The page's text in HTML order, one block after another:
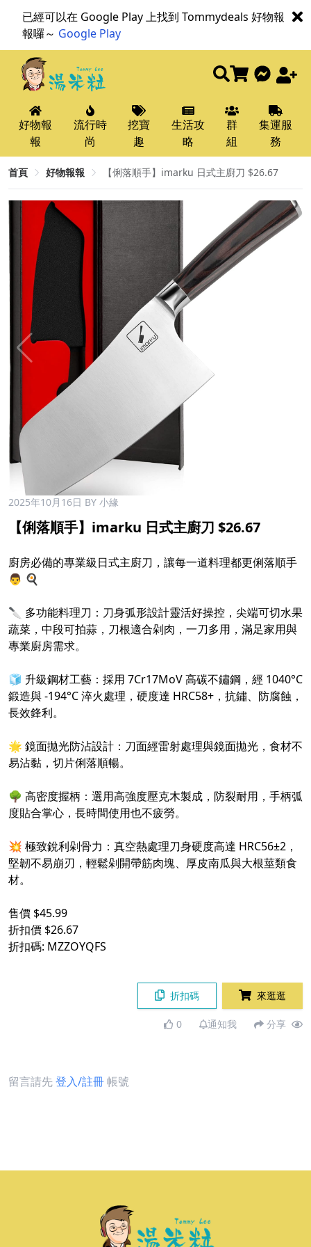
已經可以在 Google Play 上找到 Tommydeals 好物報
報囉～ Google Play
好物報
報
流行時
尚
挖寶
趣
生活攻
略
群
組
集運服
務
首頁 好物報報 【俐落順手】imarku 日式主廚刀 $26.67
2025年10月16日 BY 小緣
【俐落順手】imarku 日式主廚刀 $26.67
廚房必備的專業級日式主廚刀，讓每一道料理都更俐落順手
👨 🍳
🔪 多功能料理刀：刀身弧形設計靈活好操控，尖端可切水果
蔬菜，中段可拍蒜，刀根適合剁肉，一刀多用，滿足家用與
專業廚房需求。
🧊 升級鋼材工藝：採用 7Cr17MoV 高碳不鏽鋼，經 1040°C
鍛造與 -194°C 淬火處理，硬度達 HRC58+，抗鏽、防腐蝕，
長效鋒利。
🌟 鏡面拋光防沾設計：刀面經雷射處理與鏡面拋光，食材不
易沾黏，切片俐落順暢。
🌳 高密度握柄：選用高強度壓克木製成，防裂耐用，手柄弧
度貼合掌心，長時間使用也不疲勞。
💥 極致銳利剁骨力：真空熱處理刀身硬度高達 HRC56±2，
堅韌不易崩刃，輕鬆剁開帶筋肉塊、厚皮南瓜與大根莖類食
材。
售價 $45.99
折扣價 $26.67
折扣碼: MZZOYQFS
折扣碼 來逛逛
0 通知我 分享
留言請先登入/註冊帳號